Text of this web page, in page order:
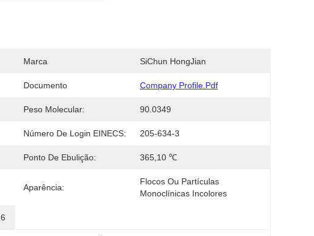
Marca SiChun HongJian
Documento Company Profile.pdf
Peso Molecular: 90.0349
Número De Login EINECS: 205-634-3
Ponto De Ebulição: 365,10 ℃
Aparência:
Flocos Ou Partículas
Monoclínicas Incolores